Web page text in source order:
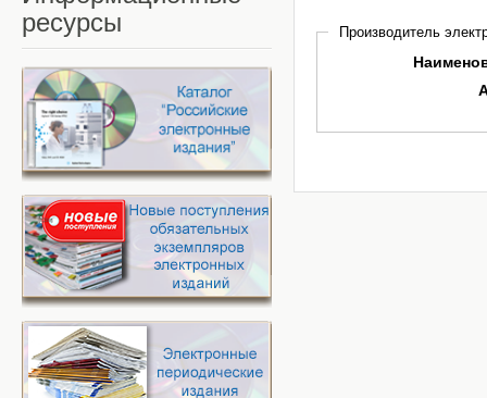
Производитель
ресурсы